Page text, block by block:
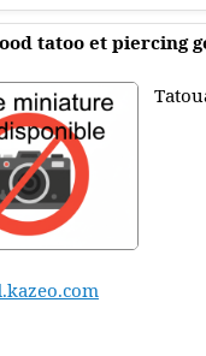
tatoo et piercing